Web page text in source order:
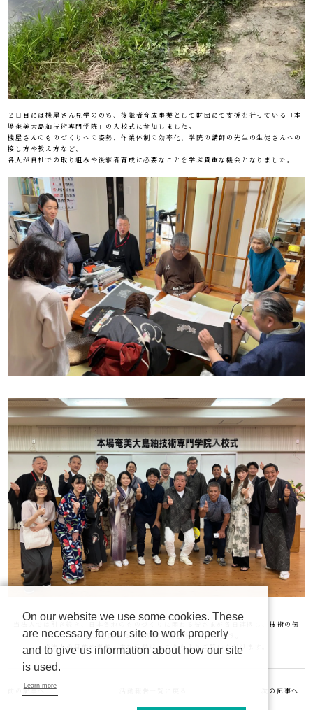
２日目には機屋さん見学ののち、後継者育成事業として財団にて支援を行っている「本
場奄美大島紬技術専門学院」の入校式に参加しました。
機屋さんのものづくりへの姿勢、作業体制の効率化、学院の講師の先生の生徒さんへの
接し方や教え方など、
各人が自社での取り組みや後継者育成に必要なことを学ぶ貴重な機会となりました。
当法人では引き続き、日本各地のものづくりに関わる皆さまが各自連携し、技術の伝
承、向上を図るために繋がる場を作って参ります。
当法人の目的や事業・主な活動は、こちらよりご覧いただけます。
前の記事へ 次の記事へ
On our website we use some cookies. These
are necessary for our site to work properly
and to give us information about how our site
is used.
Learn more